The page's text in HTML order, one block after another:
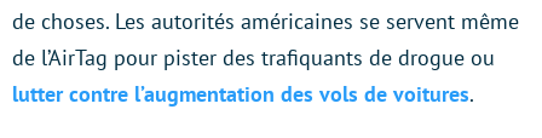
de choses. Les autorités américaines se servent même
de l’AirTag pour pister des trafiquants de drogue ou
lutter contre l’augmentation des vols de voitures.